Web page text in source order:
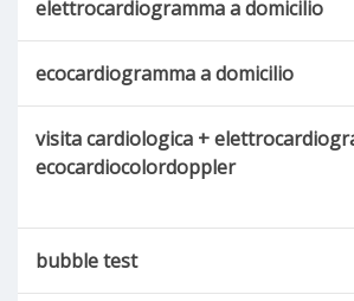
elettrocardiogramma a domicilio
ecocardiogramma a domicilio
visita cardiologica +
ecocardiocolordoppler
bubble test